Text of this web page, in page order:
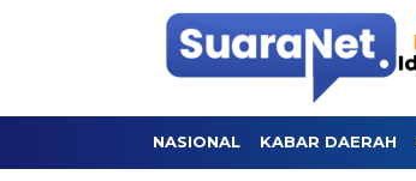
NASIONAL KABAR DAERAH